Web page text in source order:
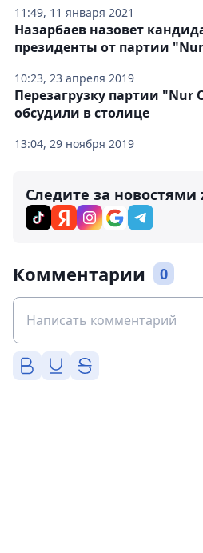
11:49, 11 января 2021
10:23, 23 апреля 2019
Назарбаев назовет
президенты от партии
13:04, 29 ноября 2019
Перезагрузку партии "Nur
обсудили в столице
Следите за новостями
Комментарии 0